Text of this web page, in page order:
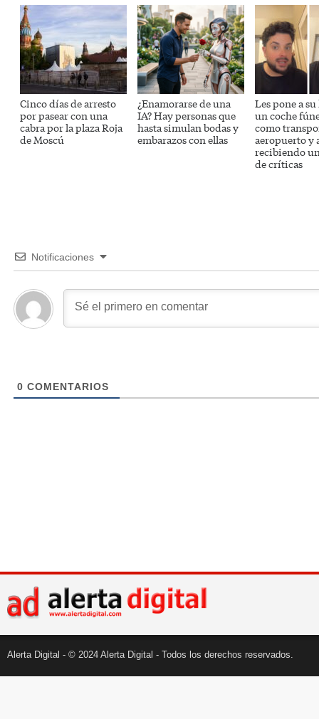
Cinco días de arresto
por pasear con una
cabra por la plaza Roja
de Moscú
¿Enamorarse de una
IA? Hay personas que
hasta simulan bodas y
embarazos con ellas
Les pone a
un coche
como
aeropuerto y
recibiendo
de críticas
Notificaciones
0 COMENTARIOS
Alerta Digital - © 2024 Alerta Digital - Todos los derechos reservados.